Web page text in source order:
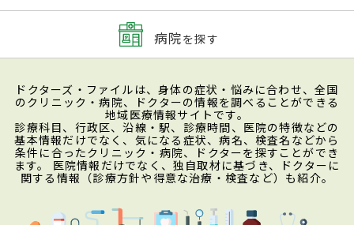
病院を探す
ドクターズ・ファイルは、身体の症状・悩みに合わせ、全国
のクリニック・病院、ドクターの情報を調べることができる
地域医療情報サイトです。
診療科目、行政区、沿線・駅、診療時間、医院の特徴などの
基本情報だけでなく、気になる症状、病名、検査名などから
条件に合ったクリニック・病院、ドクターを探すことができ
ます。 医院情報だけでなく、独自取材に基づき、ドクターに
関する情報（診療方針や得意な治療・検査など）も紹介。